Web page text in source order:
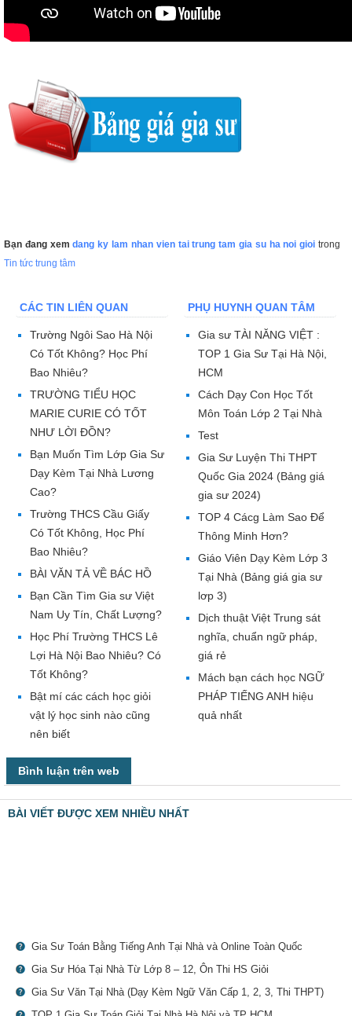
Bạn đang xemdang ky lam nhan vien tai trung tam gia su ha noi gioi trong
Tin tức trung tâm
CÁC TIN LIÊN QUAN
Trường Ngôi Sao Hà Nội
Có Tốt Không? Học Phí
Bao Nhiêu?
TRƯỜNG TIỂU HỌC
MARIE CURIE CÓ TỐT
NHƯ LỜI ĐỒN?
Bạn Muốn Tìm Lớp Gia Sư
Dạy Kèm Tại Nhà Lương
Cao?
Trường THCS Cầu Giấy
Có Tốt Không, Học Phí
Bao Nhiêu?
BÀI VĂN TẢ VỀ BÁC HỒ
Bạn Cần Tìm Gia sư Việt
Nam Uy Tín, Chất Lượng?
Học Phí Trường THCS Lê
Lợi Hà Nội Bao Nhiêu? Có
Tốt Không?
Bật mí các cách học giỏi
vật lý học sinh nào cũng
nên biết
PHỤ HUYNH QUAN TÂM
Gia sư TÀI NĂNG VIỆT :
TOP 1 Gia Sư Tại Hà Nội,
HCM
Cách Dạy Con Học Tốt
Môn Toán Lớp 2 Tại Nhà
Test
Gia Sư Luyện Thi THPT
Quốc Gia 2024 (Bảng giá
gia sư 2024)
TOP 4 Cácg Làm Sao Để
Thông Minh Hơn?
Giáo Viên Dạy Kèm Lớp 3
Tại Nhà (Bảng giá gia sư
lơp 3)
Dịch thuật Việt Trung sát
nghĩa, chuẩn ngữ pháp,
giá rẻ
Mách bạn cách học NGỮ
PHÁP TIẾNG ANH hiệu
quả nhất
Bình luận trên web
BÀI VIẾT ĐƯỢC XEM NHIỀU NHẤT
Gia Sư Toán Bằng Tiếng Anh Tại Nhà và Online Toàn Quốc
Gia Sư Hóa Tại Nhà Từ Lớp 8 – 12, Ôn Thi HS Giỏi
Gia Sư Văn Tại Nhà (Dạy Kèm Ngữ Văn Cấp 1, 2, 3, Thi THPT)